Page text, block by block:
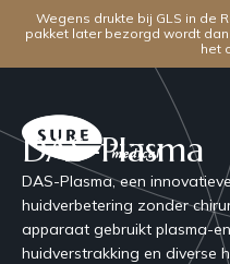
Wegens drukte bij GLS in de
pakket later bezorgd wordt
het
DAS-Plasma
DAS-Plasma, een
huidverbetering zonder
apparaat gebruikt plasma-
huidverstrakking en diverse